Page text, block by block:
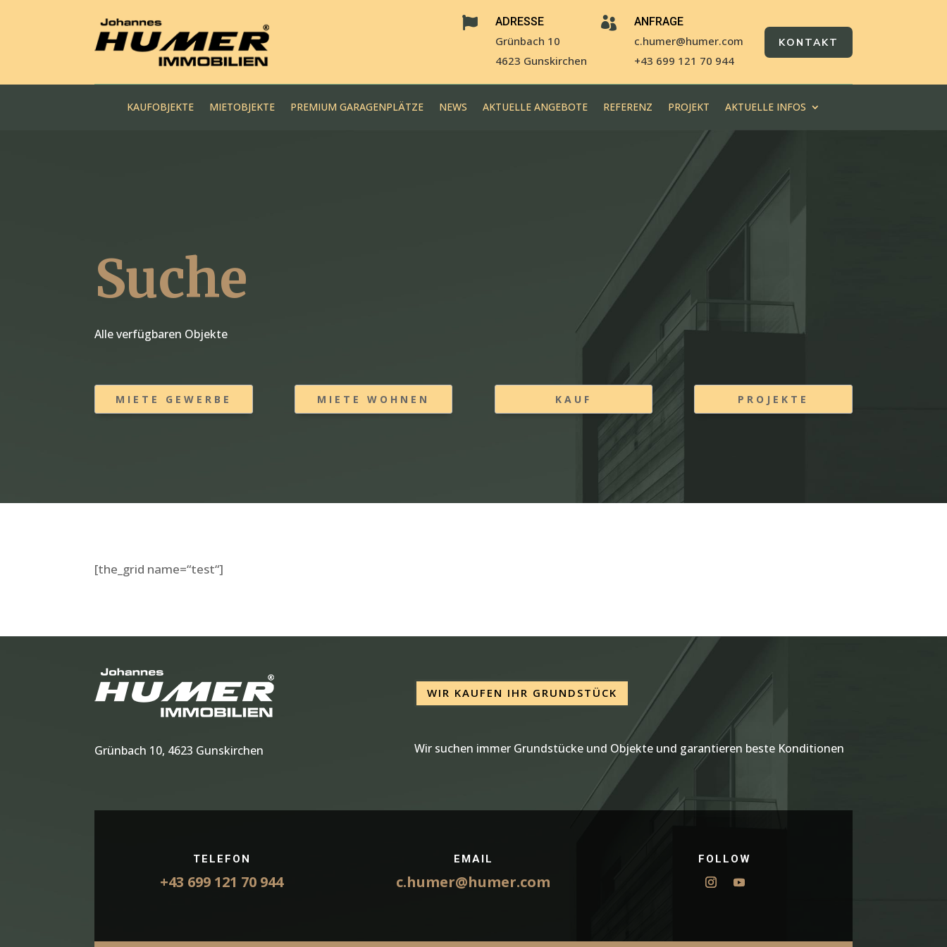
 ADRESSE
Grünbach 10
4623 Gunskirchen
 ANFRAGE
c.humer@humer.com
+43 699 121 70 944
KONTAKT
KAUFOBJEKTE MIETOBJEKTE PREMIUM GARAGENPLÄTZE NEWS AKTUELLE ANGEBOTE REFERENZ PROJEKT AKTUELLE INFOS
Suche
Alle verfügbaren Objekte
MIETE GEWERBE MIETE WOHNEN KAUF PROJEKTE
[the_grid name=“test“]
Grünbach 10, 4623 Gunskirchen
WIR KAUFEN IHR GRUNDSTÜCK
Wir suchen immer Grundstücke und Objekte und garantieren beste Konditionen
TELEFON
+43 699 121 70 944
EMAIL
c.humer@humer.com
FOLLOW